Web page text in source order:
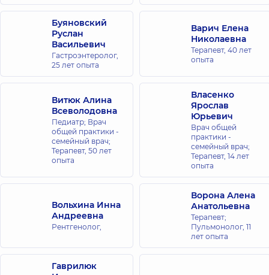
Русановке
Энтузиастов
1/2, г. Киев
Медицинский
Центр
для всей
семьи в
Броварах
ул.
Киевская,
221-Б, г.
Медицинский
Центр
«Добробут»
семьи в
Ирпене
Буяновский
Руслан
Васильевич
Гастроэнтеролог,
25 лет опыта
Варич Елена
Николаевна
Терапевт, 40 лет
опыта
Витюк Алина
Всеволодовна
Педиатр; Врач
общей практики -
семейный врач;
Терапевт, 50 лет
опыта
Власенко
Ярослав
Юрьевич
Врач общей
практики -
семейный врач;
Терапевт, 14 лет
опыта
Вольхина Инна
Андреевна
Рентгенолог,
Ворона Алена
Анатольевна
Терапевт;
Пульмонолог, 11
лет опыта
Гаврилюк